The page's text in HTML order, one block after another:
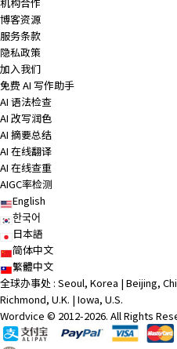
机构合作
博客资源
服务条款
隐私政策
加入我们
免费 AI 写作助手
AI 语法检查
AI 改写润色
AI 摘要总结
AI 在线翻译
AI 在线查重
AIGC率检测
English
한국어
日本語
简体中文
繁體中文
全球办事处 : Seoul, Korea | Beijing,
Richmond, U.K. | Iowa, U.S.
Wordvice © 2012-2026. All Rights